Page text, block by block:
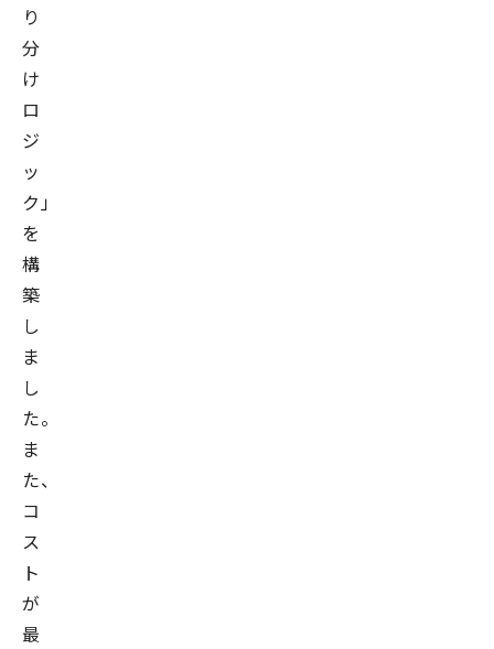
り
分
け
ロ
ジ
ッ
ク」
を
構
築
し
ま
し
た。
ま
た、
コ
ス
ト
が
最